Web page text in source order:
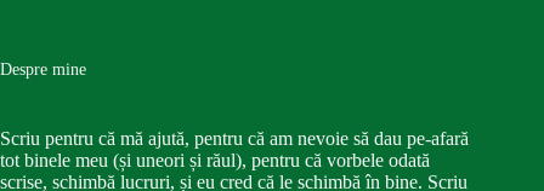
Despre mine
Scriu pentru că mă ajută, pentru că am nevoie să dau pe-afară
tot binele meu (și uneori și răul), pentru că vorbele odată
scrise, schimbă lucruri, și eu cred că le schimbă în bine. Scriu